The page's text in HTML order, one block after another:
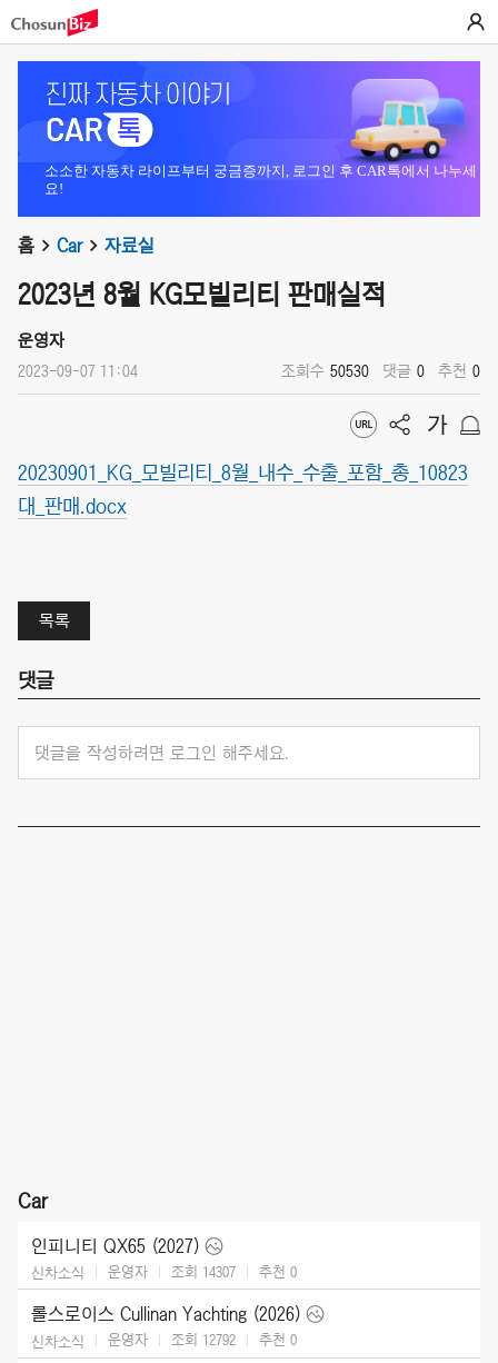
소소한 자동차 라이프부터 궁금증까지, 로그인 후 CAR톡에서 나누세
요!
홈 Car 자료실
2023년 8월 KG모빌리티 판매실적
운영자
2023-09-07 11:04 조회수 50530 댓글 0 추천 0
20230901_KG_모빌리티_8월_내수_수출_포함_총_10823
대_판매.docx
목록
댓글
댓글을 작성하려면 로그인 해주세요.
Car
인피니티 QX65 (2027)
신차소식 운영자 조회 14307 추천 0
롤스로이스 Cullinan Yachting (2026)
신차소식 운영자 조회 12792 추천 0